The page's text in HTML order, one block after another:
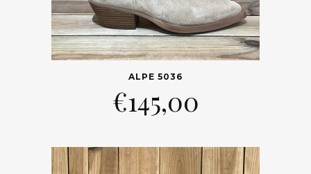
ALPE 5036
€145,00